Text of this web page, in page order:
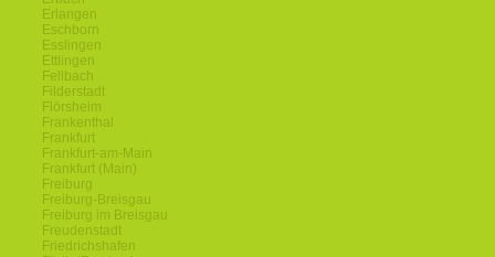
Erlangen
Eschborn
Esslingen
Ettlingen
Fellbach
Filderstadt
Flörsheim
Frankenthal
Frankfurt
Frankfurt-am-Main
Frankfurt (Main)
Freiburg
Freiburg-Breisgau
Freiburg im Breisgau
Freudenstadt
Friedrichshafen